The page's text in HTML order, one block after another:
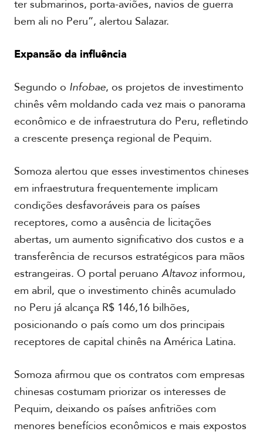
l
a
m
i
a
V
í
d
o
ter submarinos, porta-aviões, navios de guerra
bem ali no Peru”, alertou Salazar.
Expansão da influência
Segundo o Infobae, os projetos de investimento
chinês vêm moldando cada vez mais o panorama
econômico e de infraestrutura do Peru, refletindo
a crescente presença regional de Pequim.
Somoza alertou que esses investimentos chineses
em infraestrutura frequentemente implicam
condições desfavoráveis para os países
receptores, como a ausência de licitações
abertas, um aumento significativo dos custos e a
transferência de recursos estratégicos para mãos
estrangeiras. O portal peruano Altavozinformou,
em abril, que o investimento chinês acumulado
no Peru já alcança R$ 146,16 bilhões,
posicionando o país como um dos principais
receptores de capital chinês na América Latina.
Somoza afirmou que os contratos com empresas
chinesas costumam priorizar os interesses de
Pequim, deixando os países anfitriões com
menores benefícios econômicos e mais expostos